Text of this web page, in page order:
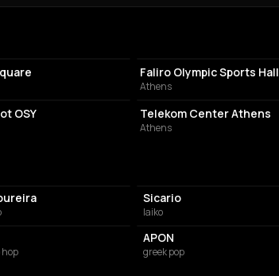
Faliro Olympic Sports Hall
Athens
OSY
ATHLETIC FIELD
Telekom Center Athens
Athens
Sicario
laiko
hop
APON
greek pop